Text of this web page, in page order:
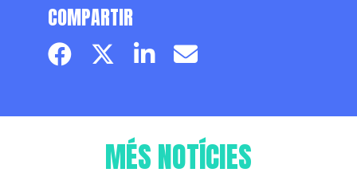
COMPARTIR
Facebook pageTwitter page
LinkedinEmail
MÉS NOTÍCIES